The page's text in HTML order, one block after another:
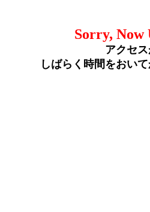
Sorry, Now
アクセ
しばらく時間をおい